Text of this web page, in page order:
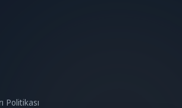
Politikası